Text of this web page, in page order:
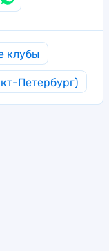
клубы
Петербург)